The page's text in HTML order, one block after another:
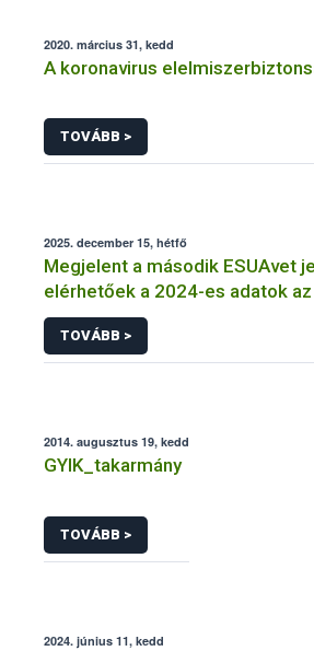
2020. március 31, kedd
A koronavirus
TOVÁBB >
2025. december 15, hétfő
Megjelent a második ESUAvet
elérhetőek a 2024-es adatok az
értékesített és felhasznált
antimikrobiális szerekről
TOVÁBB >
2014. augusztus 19, kedd
GYIK_takarmány
TOVÁBB >
2024. június 11, kedd